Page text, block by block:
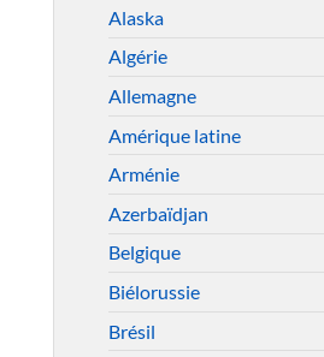
Alaska
Algérie
Allemagne
Amérique latine
Arménie
Azerbaïdjan
Belgique
Biélorussie
Brésil